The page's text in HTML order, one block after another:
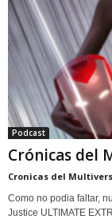
Podcast
Crónicas del
Cronicas del
Como no podia faltar,
Justice ULTIMATE